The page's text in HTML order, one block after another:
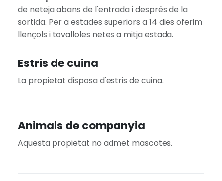
de neteja abans de l'entrada i després de la
sortida. Per a estades superiors a 14 dies oferim
llençols i tovalloles netes a mitja estada.
Estris de cuina
La propietat disposa d'estris de cuina.
Animals de companyia
Aquesta propietat no admet mascotes.